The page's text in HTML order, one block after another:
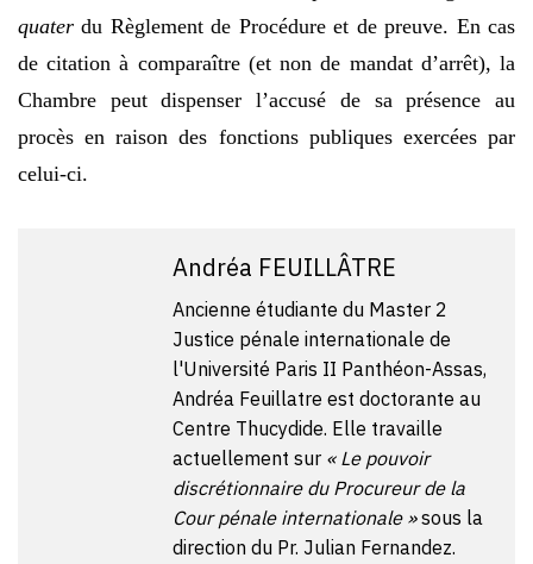
quaterdu Règlement de Procédure et de preuve. En cas
de citation à comparaître (et non de mandat d’arrêt), la
Chambre peut dispenser l’accusé de sa présence au
procès en raison des fonctions publiques exercées par
celui-ci.
Andréa FEUILLÂTRE
Ancienne étudiante du Master 2
Justice pénale internationale de
l'Université Paris II Panthéon-Assas,
Andréa Feuillatre est doctorante au
Centre Thucydide. Elle travaille
actuellement sur « Le pouvoir
discrétionnaire du Procureur de la
Cour pénale internationale »sous la
direction du Pr. Julian Fernandez.